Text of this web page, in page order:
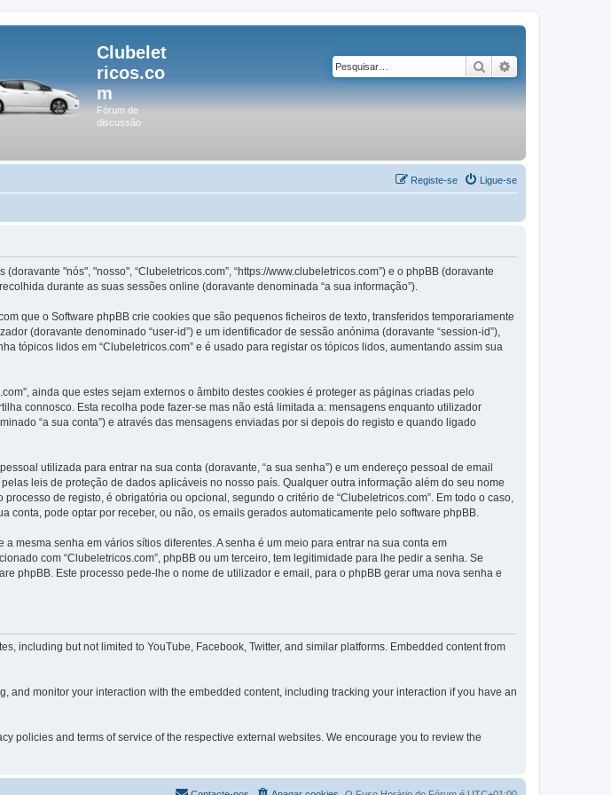
Clubelet
ricos.co
m
Fórum de
discussão
Pesquisar
Ligue-se
Registe-se
"nós", "nosso", “Clubeletricos.com”, “https://www.clubeletricos.com”) e o phpBB (doravante
durante as suas sessões online (doravante denominada “a sua informação”).
que o Software phpBB crie cookies que são pequenos ficheiros de texto, transferidos temporariamente
(doravante denominado “user-id”) e um identificador de sessão anónima (doravante “session-id”),
tópicos lidos em “Clubeletricos.com” e é usado para registar os tópicos lidos, aumentando assim sua
ainda que estes sejam externos o âmbito destes cookies é proteger as páginas criadas pelo
connosco. Esta recolha pode fazer-se mas não está limitada a: mensagens enquanto utilizador
“a sua conta”) e através das mensagens enviadas por si depois do registo e quando ligado
utilizada para entrar na sua conta (doravante, “a sua senha”) e um endereço pessoal de email
leis de proteção de dados aplicáveis no nosso país. Qualquer outra informação além do seu nome
de registo, é obrigatória ou opcional, segundo o critério de “Clubeletricos.com”. Em todo o caso,
pode optar por receber, ou não, os emails gerados automaticamente pelo software phpBB.
mesma senha em vários sítios diferentes. A senha é um meio para entrar na sua conta em
com “Clubeletricos.com”, phpBB ou um terceiro, tem legitimidade para lhe pedir a senha. Se
phpBB. Este processo pede-lhe o nome de utilizador e email, para o phpBB gerar uma nova senha e
including but not limited to YouTube, Facebook, Twitter, and similar platforms. Embedded content from
monitor your interaction with the embedded content, including tracking your interaction if you have an
policies and terms of service of the respective external websites. We encourage you to review the